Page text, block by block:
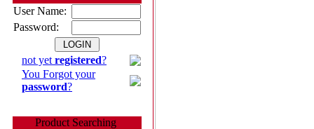
User Name:
Password:
not yet registered?
You Forgot your
password?
Product Searching